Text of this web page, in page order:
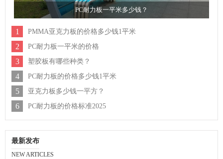
PC耐力板一平米多少钱？
1 PMMA亚克力板的价格多少钱1平米
2 PC耐力板一平米的价格
3 塑胶板有哪些种类？
4 PC耐力板的价格多少钱1平米
5 亚克力板多少钱一平方？
6 PC耐力板的价格标准2025
最新发布
NEW ARTICLES